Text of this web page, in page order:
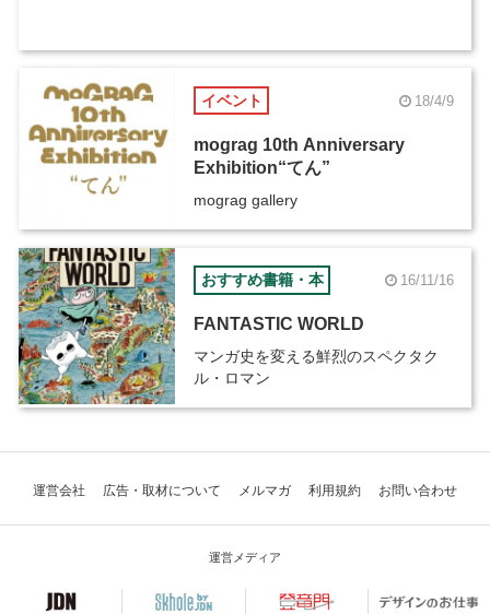
イベント 18/4/9
mograg 10th Anniversary
Exhibition“てん”
mograg gallery
おすすめ書籍・本 16/11/16
FANTASTIC WORLD
マンガ史を変える鮮烈のスペクタク
ル・ロマン
運営会社 広告・取材について メルマガ 利用規約 お問い合わせ
運営メディア